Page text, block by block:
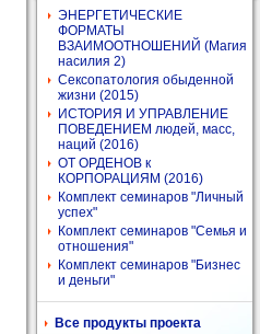
ЭНЕРГЕТИЧЕСКИЕ
ФОРМАТЫ
ВЗАИМООТНОШЕНИЙ (Магия
насилия 2)
Сексопатология обыденной
жизни (2015)
ИСТОРИЯ И УПРАВЛЕНИЕ
ПОВЕДЕНИЕМ людей, масс,
наций (2016)
ОТ ОРДЕНОВ к
КОРПОРАЦИЯМ (2016)
Комплект семинаров "Личный
успех"
Комплект семинаров "Семья и
отношения"
Комплект семинаров "Бизнес
и деньги"
Все продукты проекта